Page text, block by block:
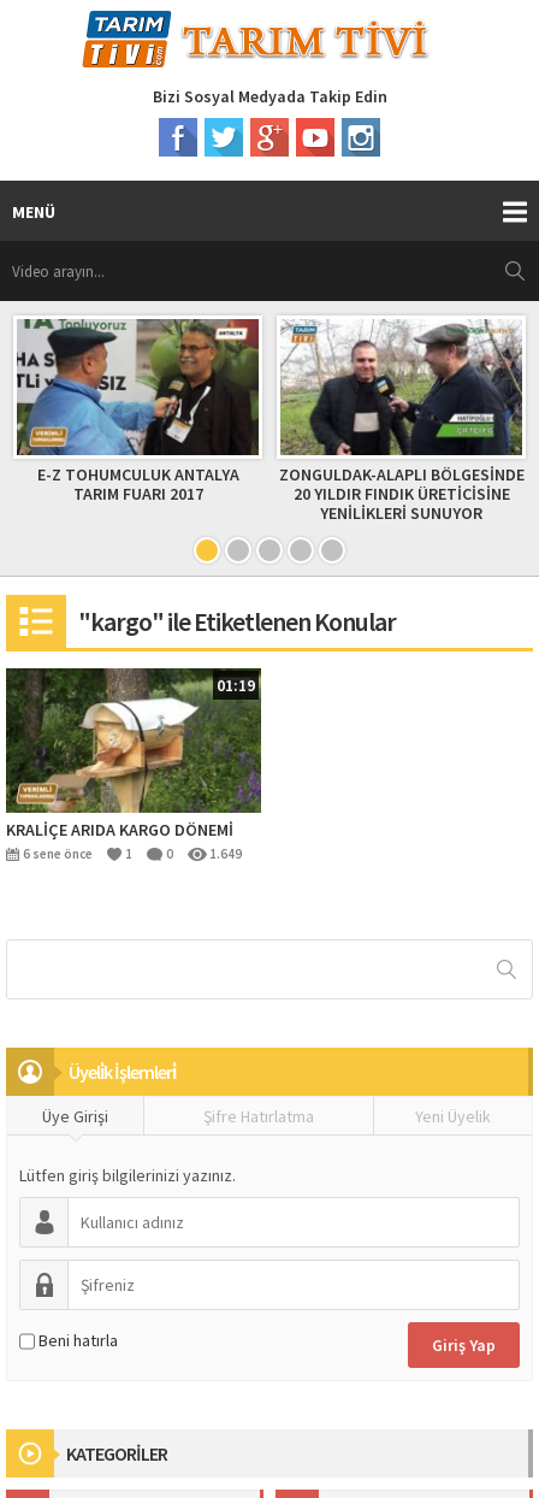
Bizi Sosyal Medyada Takip Edin
MENÜ
E-Z TOHUMCULUK ANTALYA
TARIM FUARI 2017
ZONGULDAK-ALAPLI BÖLGESİNDE
20 YILDIR FINDIK ÜRETİCİSİNE
YENİLİKLERİ SUNUYOR
"kargo" ile Etiketlenen Konular
01:19
KRALİÇE ARIDA KARGO DÖNEMİ
6 sene önce 1 0 1.649
Üyeli̇k İşlemleri̇
Üye Girişi Şifre Hatırlatma Yeni Üyelik
Lütfen giriş bilgilerinizi yazınız.
Beni hatırla
KATEGORİLER